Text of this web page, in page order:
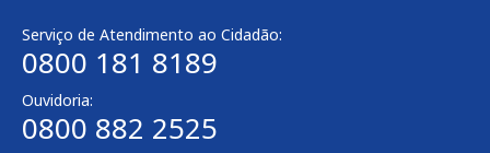
Serviço de Atendimento ao Cidadão:
0800 181 8189
Ouvidoria:
0800 882 2525